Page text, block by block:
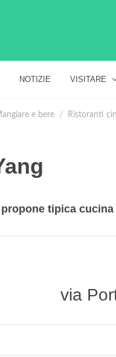
NOTIZIE VISITARE
e bere Ristoranti
tipica
via